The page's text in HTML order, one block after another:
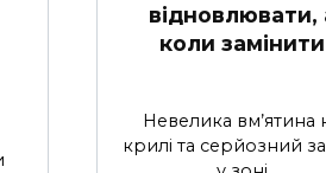
відновлювати,
коли замінити
Невелика вм’ятина
крилі та серйозний